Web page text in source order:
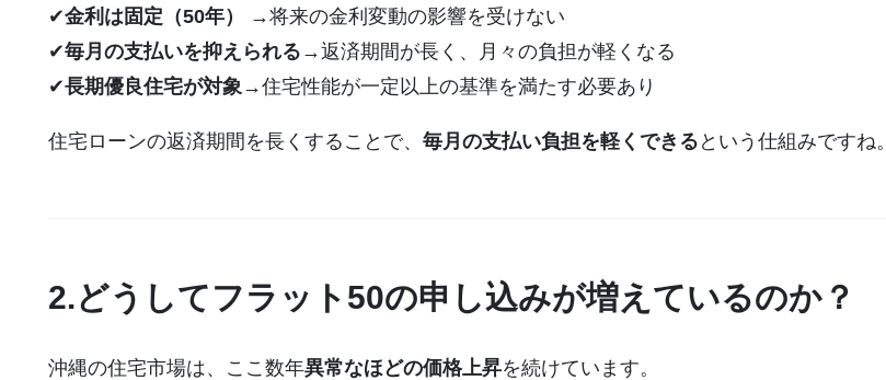
✔金利は固定（50年）
→将来の金利変動の影響を受けない
✔毎月の支払いを抑えられる →返済期間が長く、月々の負担が軽くなる
✔長期優良住宅が対象→住宅性能が一定以上の基準を満たす必要あり
住宅ローンの返済期間を長くすることで、 毎月の支払い負担を軽くできる という仕組みですね。
2.どうしてフラット50の申し込みが増えているのか？
沖縄の住宅市場は、ここ数年異常なほどの価格上昇を続けています。